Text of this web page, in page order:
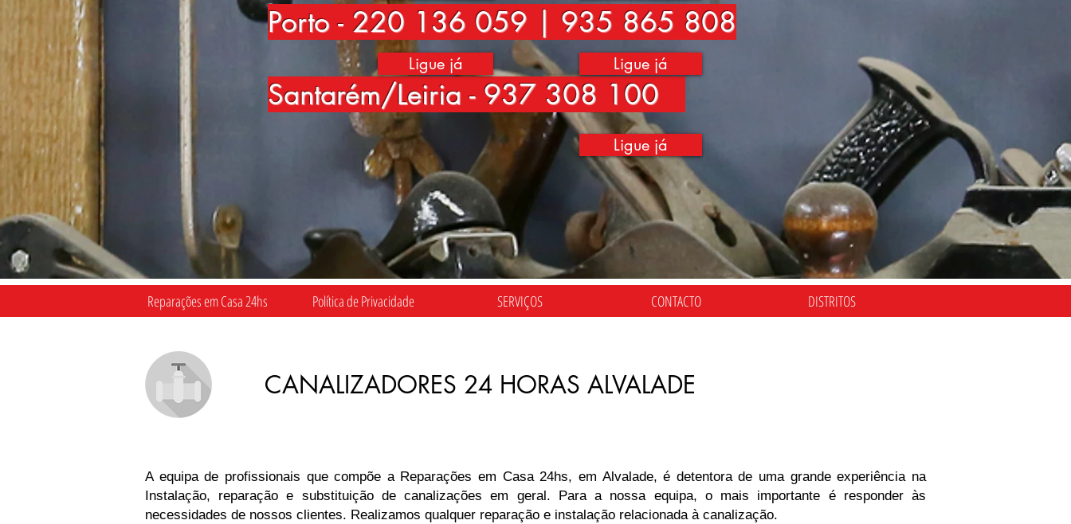
Porto - 220 136 059 | 935 865 808
Santarém/Leiria - 937 308 100
Ligue já Ligue já
Ligue já
Reparações em Casa 24hs Política de Privacidade SERVIÇOS CONTACTO DISTRITOS
CANALIZADORES 24 HORAS ALVALADE
A equipa de profissionais que compõe a Reparações em Casa 24hs, em Alvalade, é detentora de uma grande experiência na
Instalação, reparação e substituição de canalizações em geral. Para a nossa equipa, o mais importante é responder às
necessidades de nossos clientes. Realizamos qualquer reparação e instalação relacionada à canalização.